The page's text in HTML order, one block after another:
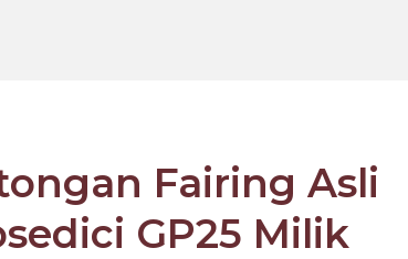
Fairing Asli
GP25 Milik